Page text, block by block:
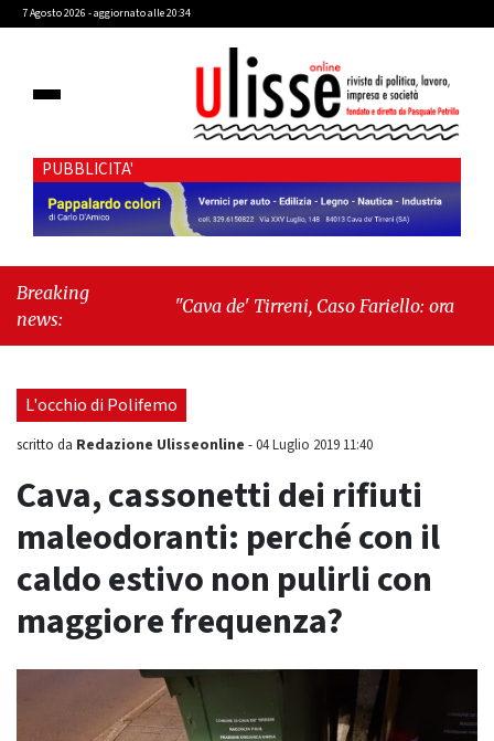
7 Agosto 2026 - aggiornato alle 20:34
PUBBLICITA'
Breaking
news:
"Cava de' Tirreni, Caso Fariello: ora torniamo
L'occhio di Polifemo
scritto da Redazione Ulisseonline -04 Luglio 2019 11:40
Cava, cassonetti dei rifiuti
maleodoranti: perché con il
caldo estivo non pulirli con
maggiore frequenza?